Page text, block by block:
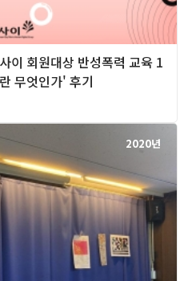
회원대상 반성폭력 교육 1
무엇인가' 후기
2020년